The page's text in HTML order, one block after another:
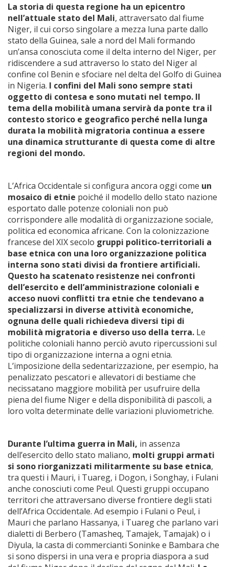
La storia di questa regione ha un epicentro
nell’attuale stato del Mali, attraversato dal fiume
Niger, il cui corso singolare a mezza luna parte dallo
stato della Guinea, sale a nord del Mali formando
un’ansa conosciuta come il delta interno del Niger, per
ridiscendere a sud attraverso lo stato del Niger al
confine col Benin e sfociare nel delta del Golfo di Guinea
in Nigeria. I confini del Mali sono sempre stati
oggetto di contesa e sono mutati nel tempo. Il
tema della mobilità umana servirà da ponte tra il
contesto storico e geografico perché nella lunga
durata la mobilità migratoria continua a essere
una dinamica strutturante di questa come di altre
regioni del mondo.
L’Africa Occidentale si configura ancora oggi come un
mosaico di etnie poiché il modello dello stato nazione
esportato dalle potenze coloniali non può
corrispondere alle modalità di organizzazione sociale,
politica ed economica africane. Con la colonizzazione
francese del XIX secolo gruppi politico-territoriali a
base etnica con una loro organizzazione politica
interna sono stati divisi da frontiere artificiali.
Questo ha scatenato resistenze nei confronti
dell’esercito e dell’amministrazione coloniali e
acceso nuovi conflitti tra etnie che tendevano a
specializzarsi in diverse attività economiche,
ognuna delle quali richiedeva diversi tipi di
mobilità migratoria e diverso uso della terra. Le
politiche coloniali hanno perciò avuto ripercussioni sul
tipo di organizzazione interna a ogni etnia.
L’imposizione della sedentarizzazione, per esempio, ha
penalizzato pescatori e allevatori di bestiame che
necissatano maggiore mobilità per usufruire della
piena del fiume Niger e della disponibilità di pascoli, a
loro volta determinate delle variazioni pluviometriche.
Durante l’ultima guerra in Mali, in assenza
dell’esercito dello stato maliano, molti gruppi armati
si sono riorganizzati militarmente su base etnica,
tra questi i Mauri, i Tuareg, i Dogon, i Songhay, i Fulani
anche conosciuti come Peul. Questi gruppi occupano
territori che attraversano diverse frontiere degli stati
dell’Africa Occidentale. Ad esempio i Fulani o Peul, i
Mauri che parlano Hassanya, i Tuareg che parlano vari
dialetti di Berbero (Tamasheq, Tamajek, Tamajak) o i
Diyula, la casta di commercianti Soninke e Bambara che
si sono dispersi in una vera e propria diaspora a sud